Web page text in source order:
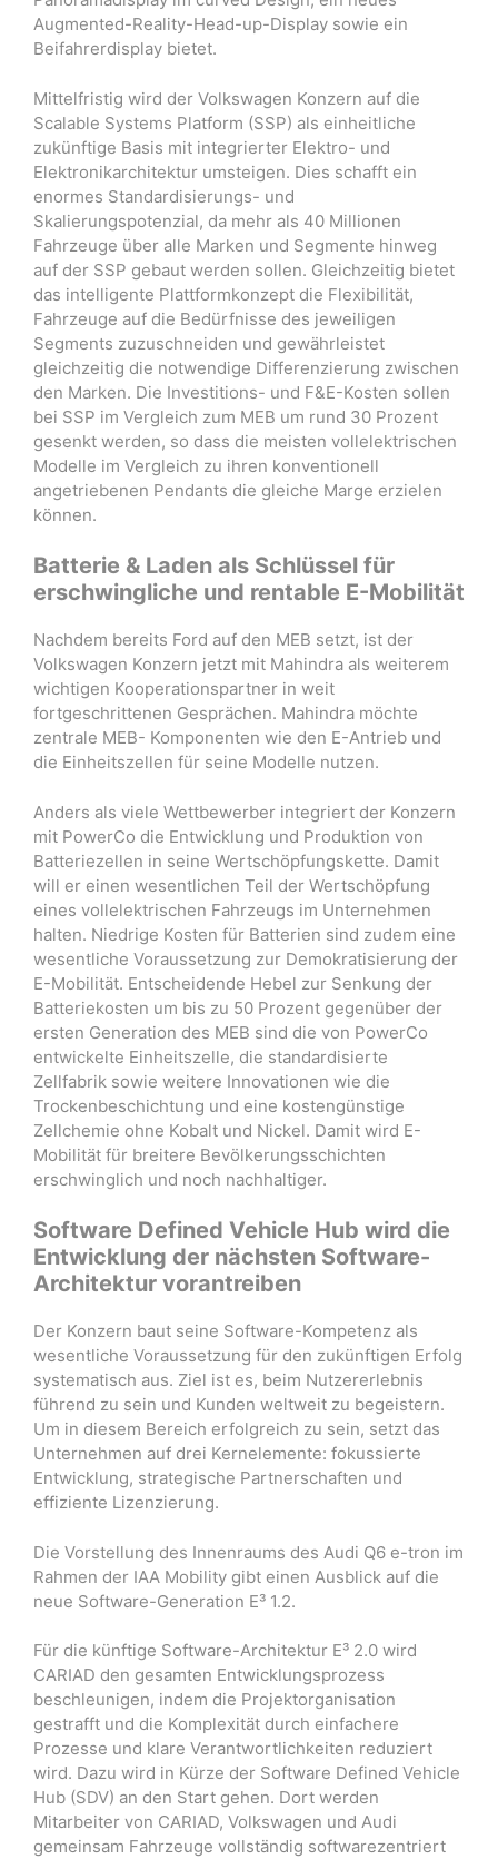
Augmented-Reality-Head-up-Display sowie ein
Beifahrerdisplay bietet.
Mittelfristig wird der Volkswagen Konzern auf die
Scalable Systems Platform (SSP) als einheitliche
zukünftige Basis mit integrierter Elektro- und
Elektronikarchitektur umsteigen. Dies schafft ein
enormes Standardisierungs- und
Skalierungspotenzial, da mehr als 40 Millionen
Fahrzeuge über alle Marken und Segmente hinweg
auf der SSP gebaut werden sollen. Gleichzeitig bietet
das intelligente Plattformkonzept die Flexibilität,
Fahrzeuge auf die Bedürfnisse des jeweiligen
Segments zuzuschneiden und gewährleistet
gleichzeitig die notwendige Differenzierung zwischen
den Marken. Die Investitions- und F&E-Kosten sollen
bei SSP im Vergleich zum MEB um rund 30 Prozent
gesenkt werden, so dass die meisten vollelektrischen
Modelle im Vergleich zu ihren konventionell
angetriebenen Pendants die gleiche Marge erzielen
können.
Batterie & Laden als Schlüssel für
erschwingliche und rentable E-Mobilität
Nachdem bereits Ford auf den MEB setzt, ist der
Volkswagen Konzern jetzt mit Mahindra als weiterem
wichtigen Kooperationspartner in weit
fortgeschrittenen Gesprächen. Mahindra möchte
zentrale MEB- Komponenten wie den E-Antrieb und
die Einheitszellen für seine Modelle nutzen.
Anders als viele Wettbewerber integriert der Konzern
mit PowerCo die Entwicklung und Produktion von
Batteriezellen in seine Wertschöpfungskette. Damit
will er einen wesentlichen Teil der Wertschöpfung
eines vollelektrischen Fahrzeugs im Unternehmen
halten. Niedrige Kosten für Batterien sind zudem eine
wesentliche Voraussetzung zur Demokratisierung der
E-Mobilität. Entscheidende Hebel zur Senkung der
Batteriekosten um bis zu 50 Prozent gegenüber der
ersten Generation des MEB sind die von PowerCo
entwickelte Einheitszelle, die standardisierte
Zellfabrik sowie weitere Innovationen wie die
Trockenbeschichtung und eine kostengünstige
Zellchemie ohne Kobalt und Nickel. Damit wird E-
Mobilität für breitere Bevölkerungsschichten
erschwinglich und noch nachhaltiger.
Software Defined Vehicle Hub wird die
Entwicklung der nächsten Software-
Architektur vorantreiben
Der Konzern baut seine Software-Kompetenz als
wesentliche Voraussetzung für den zukünftigen Erfolg
systematisch aus. Ziel ist es, beim Nutzererlebnis
führend zu sein und Kunden weltweit zu begeistern.
Um in diesem Bereich erfolgreich zu sein, setzt das
Unternehmen auf drei Kernelemente: fokussierte
Entwicklung, strategische Partnerschaften und
effiziente Lizenzierung.
Die Vorstellung des Innenraums des Audi Q6 e-tron im
Rahmen der IAA Mobility gibt einen Ausblick auf die
neue Software-Generation E³ 1.2.
Für die künftige Software-Architektur E³ 2.0 wird
CARIAD den gesamten Entwicklungsprozess
beschleunigen, indem die Projektorganisation
gestrafft und die Komplexität durch einfachere
Prozesse und klare Verantwortlichkeiten reduziert
wird. Dazu wird in Kürze der Software Defined Vehicle
Hub (SDV) an den Start gehen. Dort werden
Mitarbeiter von CARIAD, Volkswagen und Audi
gemeinsam Fahrzeuge vollständig softwarezentriert